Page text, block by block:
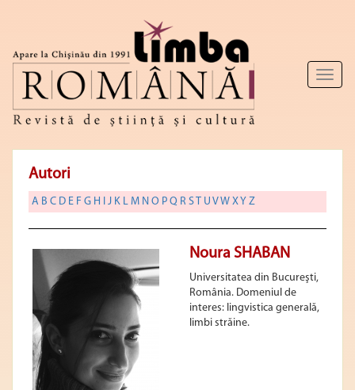
Toggle
Autori
A B C D E F G H I J K L M N O P Q R S T U VW X Y Z
Noura SHABAN
Universitatea din Bucureşti,
România. Domeniul de
interes: lingvistica generală,
limbi străine.